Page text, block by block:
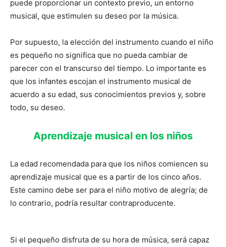
puede proporcionar un contexto previo, un entorno
musical, que estimulen su deseo por la música.
Por supuesto, la elección del instrumento cuando el niño
es pequeño no significa que no pueda cambiar de
parecer con el transcurso del tiempo. Lo importante es
que los infantes escojan el instrumento musical de
acuerdo a su edad, sus conocimientos previos y, sobre
todo, su deseo.
Aprendizaje musical en los niños
La edad recomendada para que los niños comiencen su
aprendizaje musical que es a partir de los cinco años.
Este camino debe ser para el niño motivo de alegría; de
lo contrario, podría resultar contraproducente.
Si el pequeño disfruta de su hora de música, será capaz